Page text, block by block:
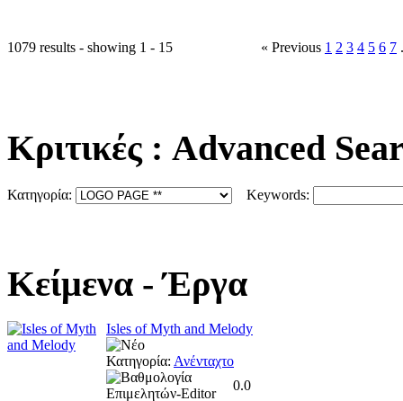
1079 results - showing 1 - 15 « Previous 1 2 3 4 5 6 7
Κριτικές : Advanced
Κατηγορία: Keywords:
Κείμενα - Έργα
Isles of Myth and Melody
Κατηγορία: Ανένταχτο
0.0